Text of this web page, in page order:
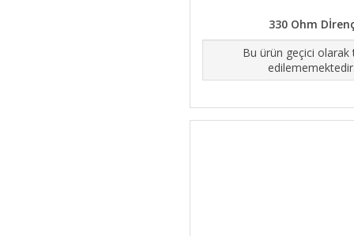
330 Ohm
Bu ürün geçici olarak